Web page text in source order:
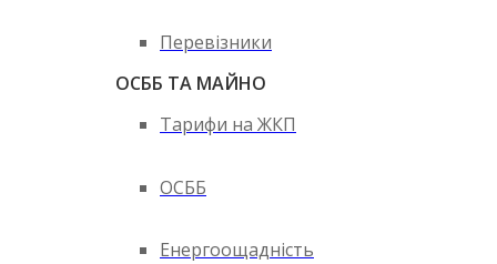
Перевізники
ОСББ ТА МАЙНО
Тарифи на ЖКП
ОСББ
Енергоощадність